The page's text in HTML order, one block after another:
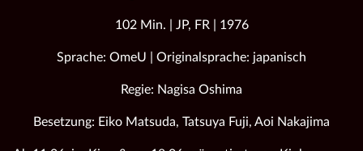
102 Min. | JP, FR | 1976
Sprache: OmeU | Originalsprache: japanisch
Regie: Nagisa Oshima
Besetzung: Eiko Matsuda, Tatsuya Fuji, Aoi Nakajima